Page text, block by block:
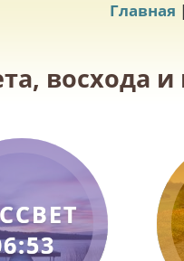
Главная
восхода